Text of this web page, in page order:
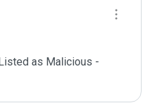
as Malicious -